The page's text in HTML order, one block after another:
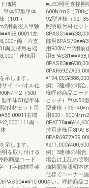
価格
単体57型単体
（101＋
用前後入単独
左
両・片支
両支持用右端
連棟用
示します。
サイドパネル仕
m2（500
単体51型単体
付材セット両
右端
両・
示します。
を取り付ける
称商品コード
・T字部材呼称
■LED照明直接照
600N/m2（700
92型連棟（
照明取付材セッ
部用
用900N/m2用前
用
例）3連棟の場合
様呼称商品コー
ピッチ）単体56
型連棟（
用600・900N/
持用連棟用
例）3連棟の場合
場合は上記の照
価格間接照明本
仕様でコーナー
さい。呼称商品